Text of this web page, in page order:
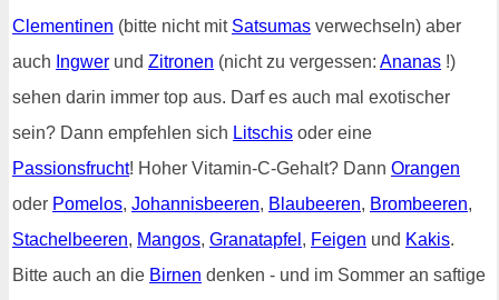
Clementinen (bitte nicht mit Satsumas verwechseln) aber
auch Ingwer und Zitronen (nicht zu vergessen: Ananas !)
sehen darin immer top aus. Darf es auch mal exotischer
sein? Dann empfehlen sich Litschis oder eine
Passionsfrucht! Hoher Vitamin-C-Gehalt? Dann Orangen
oder Pomelos, Johannisbeeren, Blaubeeren, Brombeeren,
Stachelbeeren, Mangos, Granatapfel , Feigen und Kakis.
Bitte auch an die Birnen denken - und im Sommer an saftige